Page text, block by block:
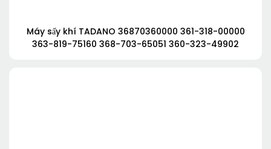
Máy sấy khí TADANO 36870360000 361-318-00000
363-819-75160 368-703-65051 360-323-49902